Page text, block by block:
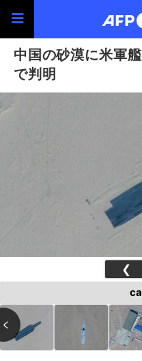
中国の砂漠に米軍
で判明
❮